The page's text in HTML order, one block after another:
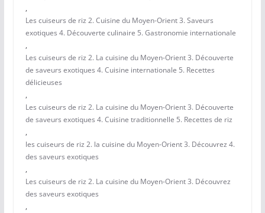
,
Les cuiseurs de riz 2. Cuisine du Moyen-Orient 3. Saveurs
exotiques 4. Découverte culinaire 5. Gastronomie internationale
,
Les cuiseurs de riz 2. La cuisine du Moyen-Orient 3. Découverte
de saveurs exotiques 4. Cuisine internationale 5. Recettes
délicieuses
,
Les cuiseurs de riz 2. La cuisine du Moyen-Orient 3. Découverte
de saveurs exotiques 4. Cuisine traditionnelle 5. Recettes de riz
,
les cuiseurs de riz 2. la cuisine du Moyen-Orient 3. Découvrez 4.
des saveurs exotiques
,
Les cuiseurs de riz 2. La cuisine du Moyen-Orient 3. Découvrez
des saveurs exotiques
,